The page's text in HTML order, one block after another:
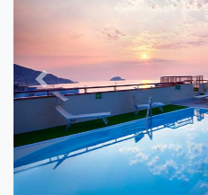
Previous